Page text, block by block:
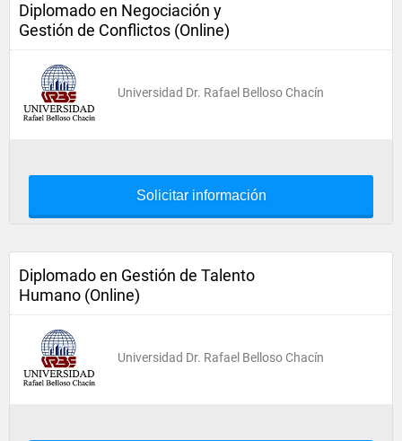
Diplomado en Negociación y
Gestión de Conflictos (Online)
Universidad Dr. Rafael Belloso Chacín
Solicitar información
Diplomado en Gestión de Talento
Humano (Online)
Universidad Dr. Rafael Belloso Chacín